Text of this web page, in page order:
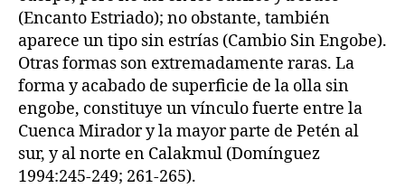
(Encanto Estriado); no obstante, también
aparece un tipo sin estrías (Cambio Sin Engobe).
Otras formas son extremadamente raras. La
forma y acabado de superficie de la olla sin
engobe, constituye un vínculo fuerte entre la
Cuenca Mirador y la mayor parte de Petén al
sur, y al norte en Calakmul (Domínguez
1994:245-249; 261-265).